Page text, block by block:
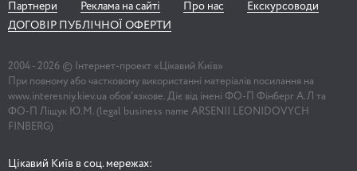
Партнери Реклама на сайті Про нас
Екскурсоводи
ДОГОВІР ПУБЛІЧНОЇ ОФЕРТИ
2004 - 2026 © Інтернет-проект «Цікавий Київ»
При повному або частковому використанні матеріалів посилання на
www.interesniy.kiev.ua обов'язкове. Діє від імені ФО-П Фінберг А.Л та
ФО-П Ліщук Ю.М. (legal business name ARSENII LEONIDOVYCH
FINBERG)
Цікавий Київ в соц. мережах: